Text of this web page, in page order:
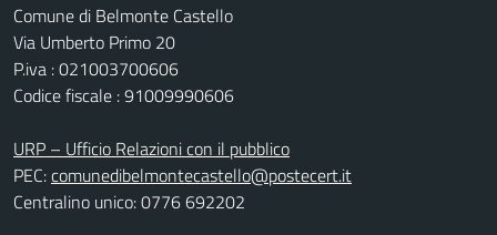
Comune di Belmonte Castello
Via Umberto Primo 20
P.iva : 021003700606
Codice fiscale : 91009990606
URP – Ufficio Relazioni con il pubblico
PEC:comunedibelmontecastello@postecert.it
Centralino unico: 0776 692202